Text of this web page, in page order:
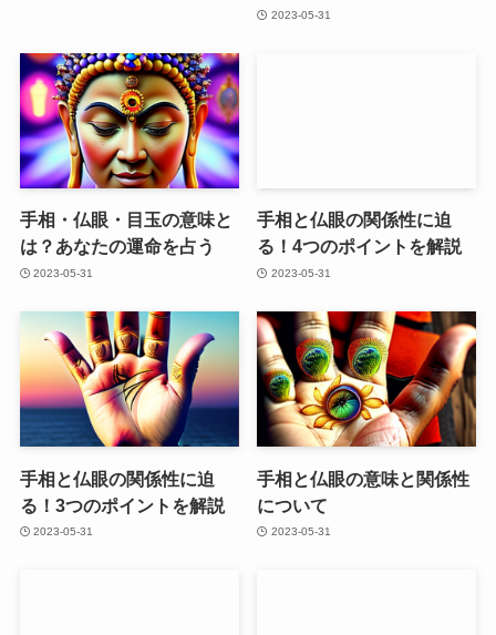
2023-05-31
手相・仏眼・目玉の意味と
は？あなたの運命を占う
2023-05-31
手相と仏眼の関係性に迫
る！4つのポイントを解説
2023-05-31
手相と仏眼の関係性に迫
る！3つのポイントを解説
2023-05-31
手相と仏眼の意味と関係性
について
2023-05-31